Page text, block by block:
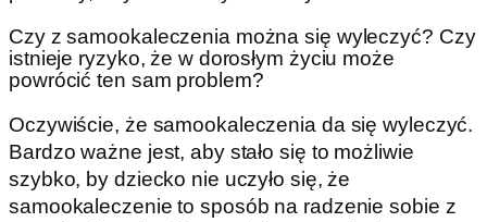
Czy z samookaleczenia można się wyleczyć? Czy
istnieje ryzyko, że w dorosłym życiu może
powrócić ten sam problem?
Oczywiście, że samookaleczenia da się wyleczyć.
Bardzo ważne jest, aby stało się to możliwie
szybko, by dziecko nie uczyło się, że
samookaleczenie to sposób na radzenie sobie z